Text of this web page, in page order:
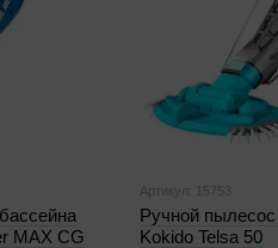
MAX CG
Артикул: 15753
Ручной
Kokido Telsa 50